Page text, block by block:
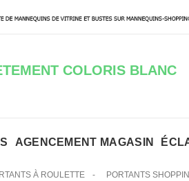
COLORIS BLANC
AGENCEMENT MAGASIN
À ROULETTE - PORTANTS